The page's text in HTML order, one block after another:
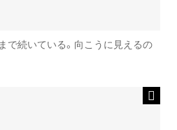
で続いている。向こうに見えるの